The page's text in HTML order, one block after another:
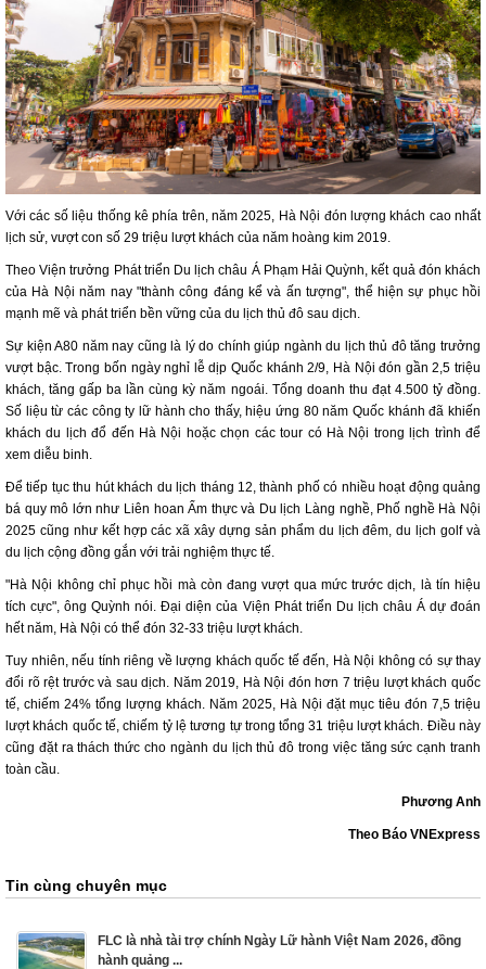
Với các số liệu thống kê phía trên, năm 2025, Hà Nội đón lượng khách cao nhất
lịch sử, vượt con số 29 triệu lượt khách của năm hoàng kim 2019.
Theo Viện trưởng Phát triển Du lịch châu Á Phạm Hải Quỳnh, kết quả đón khách
của Hà Nội năm nay "thành công đáng kể và ấn tượng", thể hiện sự phục hồi
mạnh mẽ và phát triển bền vững của du lịch thủ đô sau dịch.
Sự kiện A80 năm nay cũng là lý do chính giúp ngành du lịch thủ đô tăng trưởng
vượt bậc. Trong bốn ngày nghỉ lễ dịp Quốc khánh 2/9, Hà Nội đón gần 2,5 triệu
khách, tăng gấp ba lần cùng kỳ năm ngoái. Tổng doanh thu đạt 4.500 tỷ đồng.
Số liệu từ các công ty lữ hành cho thấy, hiệu ứng 80 năm Quốc khánh đã khiến
khách du lịch đổ đến Hà Nội hoặc chọn các tour có Hà Nội trong lịch trình để
xem diễu binh.
Để tiếp tục thu hút khách du lịch tháng 12, thành phố có nhiều hoạt động quảng
bá quy mô lớn như Liên hoan Ẩm thực và Du lịch Làng nghề, Phố nghề Hà Nội
2025 cũng như kết hợp các xã xây dựng sản phẩm du lịch đêm, du lịch golf và
du lịch cộng đồng gắn với trải nghiệm thực tế.
"Hà Nội không chỉ phục hồi mà còn đang vượt qua mức trước dịch, là tín hiệu
tích cực", ông Quỳnh nói. Đại diện của Viện Phát triển Du lịch châu Á dự đoán
hết năm, Hà Nội có thể đón 32-33 triệu lượt khách.
Tuy nhiên, nếu tính riêng về lượng khách quốc tế đến, Hà Nội không có sự thay
đổi rõ rệt trước và sau dịch. Năm 2019, Hà Nội đón hơn 7 triệu lượt khách quốc
tế, chiếm 24% tổng lượng khách. Năm 2025, Hà Nội đặt mục tiêu đón 7,5 triệu
lượt khách quốc tế, chiếm tỷ lệ tương tự trong tổng 31 triệu lượt khách. Điều này
cũng đặt ra thách thức cho ngành du lịch thủ đô trong việc tăng sức cạnh tranh
toàn cầu.
Phương Anh
Theo Báo VNExpress
Tin cùng chuyên mục
FLC là nhà tài trợ chính Ngày Lữ hành Việt Nam 2026, đồng
hành quảng ...